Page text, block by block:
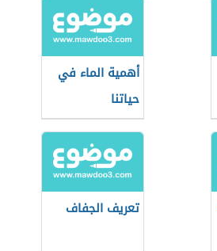
أهمية الماء في
حياتنا
تعريف الجفاف